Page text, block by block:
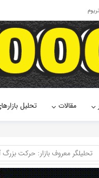
مقالات تحلیل
تحلیلگر معروف بازار: حرکت